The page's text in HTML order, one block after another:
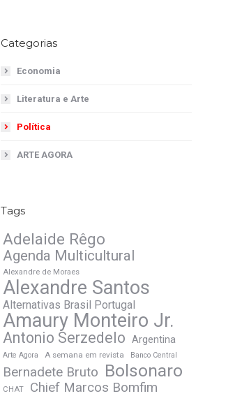
Categorias
Economia
Literatura e Arte
Política
ARTE AGORA
Tags
Adelaide Rêgo
Agenda Multicultural
Alexandre de Moraes
Alexandre Santos
Alternativas Brasil Portugal
Amaury Monteiro Jr.
Antonio Serzedelo Argentina
Arte Agora A semana em revista Banco Central
Bernadete Bruto Bolsonaro
CHAT Chief Marcos Bomfim